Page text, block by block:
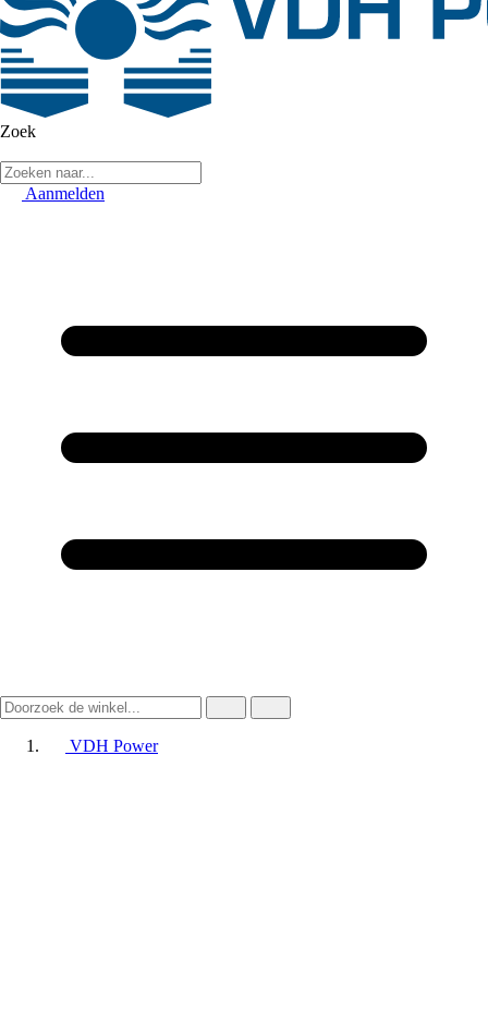
Zoek
Aanmelden
VDH Power